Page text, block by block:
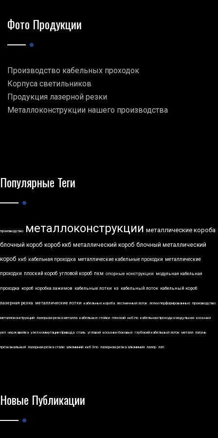
Фото Продукции
Производство кабельных проходок
Корпуса светильников
Продукция лазерной резки
Металлоконструкции нашего производства
Популярные Теги
производство металлоконструкции металлические короба
блочный короб короб ккб металлический короб блочный металлический
короб ккб кабельная проходка металлические кабельные проходки металлические
проходки плоский короб угловой короб пкм опорные конструкции модульная кабельная
проходка короб коробка зажимов кабельные лотки кз кабельный лоток кабельный короб
лазерная резка металлические лотки кабельные короба лестничный лоток лотки перфорированные производство
металлоконструкций лазерная резка металла кабельные стойки плоский ккб по кабельная проходка модульная косынки
укп нержавейка узел коммутации привода сталь угловой косынки боковые глубокий кабельный лоток металл латунь
трехканальный лазерная резка стали алюминий ккб 3по лазерная резка алюминия лазер лэп
Новые Публикации